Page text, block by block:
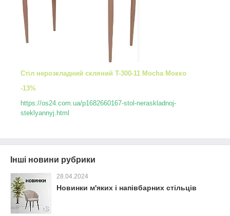
Стіл нерозкладний скляний T-300-11 Mocha Мокко
-13%
https://os24.com.ua/p1682660167-stol-neraskladnoj-
steklyannyj.html
Інші новини рубрики
28.04.2024
Новинки м'яких і напівбарних стільців